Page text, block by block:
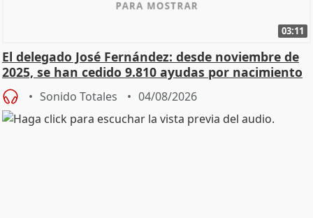
03:11
El delegado José Fernández: desde noviembre de
2025, se han cedido 9.810 ayudas por nacimiento
Sonido Totales 04/08/2026